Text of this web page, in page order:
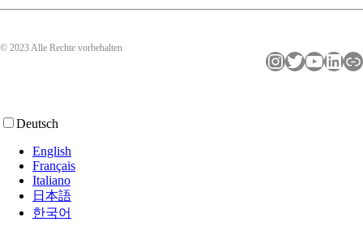
© 2023 Alle Rechte vorbehalten
InstagramTwitter YouTube LinkedIn Link
Deutsch
English
Français
Italiano
日本語
한국어